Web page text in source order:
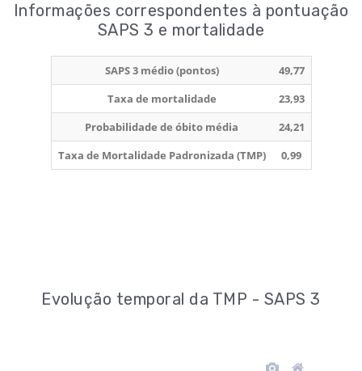
Informações correspondentes à pontuação
SAPS 3 e mortalidade
Evolução temporal da TMP - SAPS 3